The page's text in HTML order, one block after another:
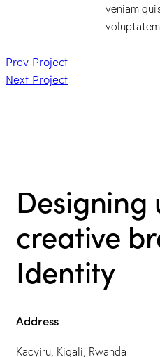
veniam
Prev Project
Next Project
Designing
creative
Identity
Address
Kacyiru, Kigali, Rwanda